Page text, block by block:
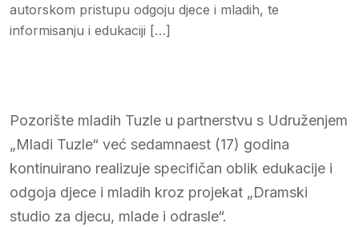
autorskom pristupu odgoju djece i mladih, te
informisanju i edukaciji […]
Pozorište mladih Tuzle u partnerstvu s Udruženjem
„Mladi Tuzle“ već sedamnaest (17) godina
kontinuirano realizuje specifičan oblik edukacije i
odgoja djece i mladih kroz projekat „Dramski
studio za djecu, mlade i odrasle“.